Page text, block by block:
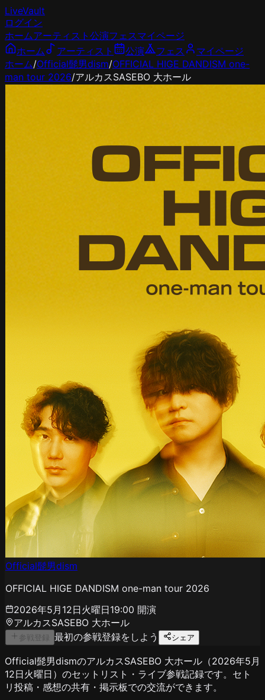
LiveVault
ログイン
ホームアーティスト 公演フェスマイページ
ホーム
アーティスト 公演 フェス
マイページ
ホーム/Official髭男dism/OFFICIAL HIGE DANDISM one-
man tour 2026/アルカスSASEBO 大ホール
Official髭男dism
OFFICIAL HIGE DANDISM one-man tour 2026
2026年5月12日火曜日19:00 開演
アルカスSASEBO 大ホール
参戦登録 最初の参戦登録をしよう シェア
Official髭男dismのアルカスSASEBO 大ホール（2026年5月
12日火曜日）のセットリスト・ライブ参戦記録です。セト
リ投稿・感想の共有・掲示板での交流ができます。